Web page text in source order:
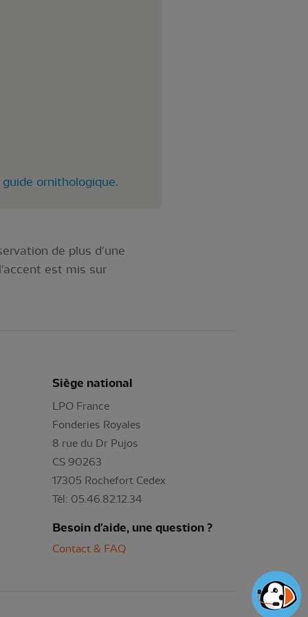
ornithologique.
de plus d'une
est mis sur
Siège national
LPO France
Fonderies Royales
8 rue du Dr Pujos
CS 90263
17305 Rochefort Cedex
Tél: 05.46.82.12.34
Besoin d'aide, une question ?
Contact & FAQ